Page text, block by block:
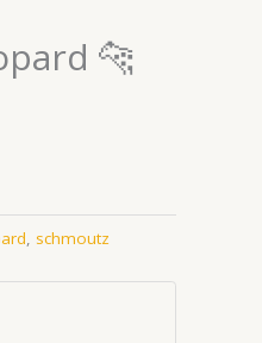
🐆
schmoutz